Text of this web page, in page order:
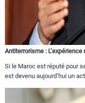
Antiterrorisme :
Si le Maroc est réputé pour
est devenu aujourd’hui un